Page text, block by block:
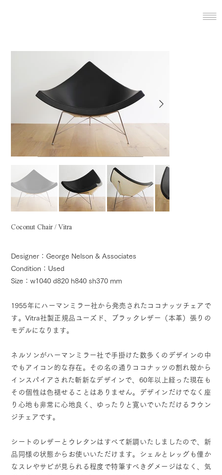
Coconut Chair / Vitra
Designer：George Nelson & Associates
Condition：Used
Size：w1040 d820 h840 sh370 mm
1955年にハーマンミラー社から発売されたココナッツチェアで
す。Vitra社製正規品ユーズド、ブラックレザー（本革）張りの
モデルになります。
ネルソンがハーマンミラー社で手掛けた数多くのデザインの中
でもアイコン的な存在。その名の通りココナッツの割れ殻から
インスパイアされた斬新なデザインで、60年以上経った現在も
その個性は色褪せることはありません。デザインだけでなく座
り心地も非常に心地良く、ゆったりと寛いでいただけるラウン
ジチェアです。
シートのレザーとウレタンはすべて新調いたしましたので、新
品同様の状態からお使いいただけます。シェルとレッグも僅か
なスレやサビが見られる程度で特筆すべきダメージはなく、気